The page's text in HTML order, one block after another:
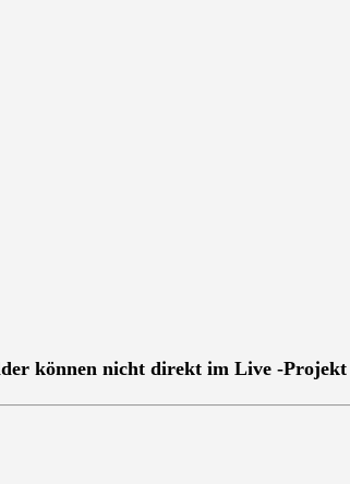
können nicht direkt im Live -Projekt